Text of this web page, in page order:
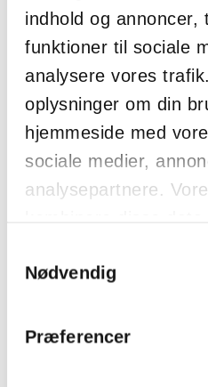
indhold og annoncer,
funktioner til sociale
analysere vores
oplysninger om din
hjemmeside med
sociale medier,
analysepartnere.
de har indsamlet fra
Nødvendig
Præferencer
We look forward to
with both customers
presenting our
products, and extensive
< Back
CONTACT
and learn